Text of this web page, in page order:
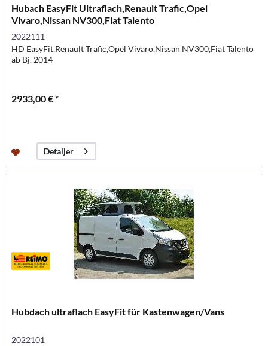
Hubach EasyFit Ultraflach,Renault Trafic,Opel
Vivaro,Nissan NV300,Fiat Talento
2022111
HD EasyFit,Renault Trafic,Opel Vivaro,Nissan NV300,Fiat Talento
ab Bj. 2014
2933,00 € *
Detaljer
Hubdach ultraflach EasyFit für Kastenwagen/Vans
2022101